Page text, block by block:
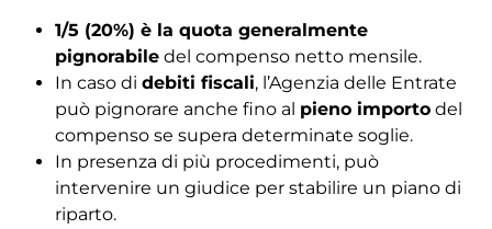
1/5 (20%) è la quota generalmente
pignorabile del compenso netto mensile.
In caso di debiti fiscali, l’Agenzia delle Entrate
può pignorare anche fino al pieno importo del
compenso se supera determinate soglie.
In presenza di più procedimenti, può
intervenire un giudice per stabilire un piano di
riparto.